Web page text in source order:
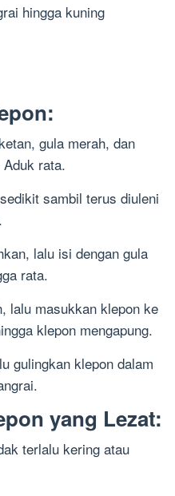
hingga kuning
gula merah, dan
rata.
sambil terus diuleni
lalu isi dengan gula
rata.
lalu masukkan klepon ke
klepon mengapung.
gulingkan klepon dalam
yang Lezat:
terlalu kering atau